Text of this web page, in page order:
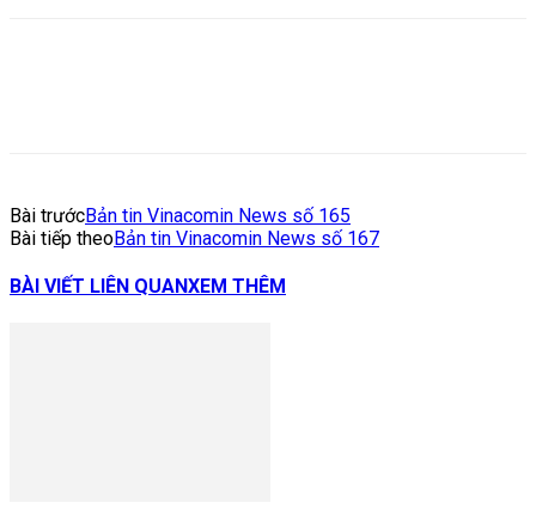
Bài trướcBản tin Vinacomin News số 165
Bài tiếp theoBản tin Vinacomin News số 167
BÀI VIẾT LIÊN QUANXEM THÊM